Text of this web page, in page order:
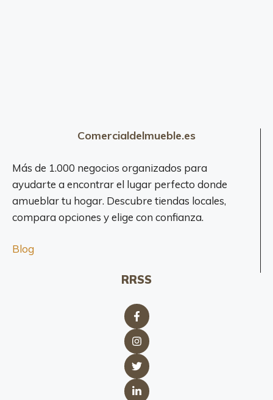
Comercialdelmueble.es
Más de 1.000 negocios organizados para
ayudarte a encontrar el lugar perfecto donde
amueblar tu hogar. Descubre tiendas locales,
compara opciones y elige con confianza.
Blog
RRSS